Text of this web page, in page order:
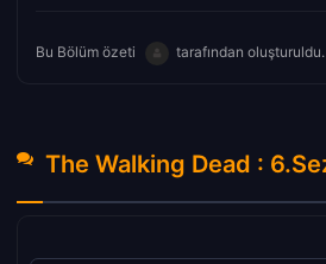
Bu Bölüm özeti tarafından oluşturuldu.